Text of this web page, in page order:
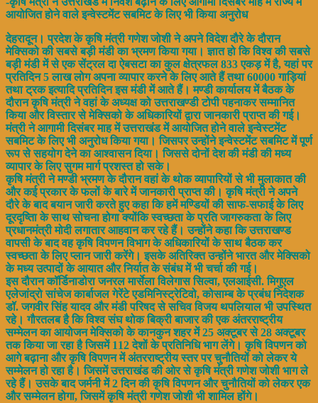
आयोजित होने वाले इन्वेस्टमेंट सबमिट के लिए भी किया अनुरोध
देहरादून। प्रदेश के कृषि मंत्री गणेश जोशी ने अपने विदेश दौरे के दौरान
मेक्सिको की सबसे बड़ी मंडी का भ्रमण किया गया। ज्ञात हो कि विश्व की सबसे
बड़ी मंडी में से एक सेंट्रल दा ऐबसटा का कुल क्षेत्रफल 833 एकड़ में है, यहां पर
प्रतिदिन 5 लाख लोग अपना व्यापार करने के लिए आते हैं तथा 60000 गाड़ियां
तथा ट्रक इत्यादि प्रतिदिन इस मंडी में आते हैं। मण्डी कार्यालय में बैठक के
दौरान कृषि मंत्री ने वहां के अध्यक्ष को उत्तराखण्डी टोपी पहनाकर सम्मानित
किया और विस्तार से मेक्सिको के अधिकारियों द्वारा जानकारी प्राप्त की गई।
मंत्री ने आगामी दिसंबर माह में उत्तराखंड में आयोजित होने वाले इन्वेस्टमेंट
सबमिट के लिए भी अनुरोध किया गया। जिसपर उन्होंने इन्वेस्टमेंट सबमिट में पूर्ण
रूप से सहयोग देने का आश्वासन दिया। जिससे दोनों देश की मंडी की मध्य
व्यापार के लिए सुगम मार्ग प्रशस्त हो सके।
कृषि मंत्री ने मण्डी भ्रमण के दौरान वहां के थोक व्यापारियों से भी मुलाकात की
और कई प्रकार के फलों के बारे में जानकारी प्राप्त की। कृषि मंत्री ने अपने
दौरे के बाद बयान जारी करते हुए कहा कि हमें मण्डियों की साफ-सफाई के लिए
दूरदृष्तिा के साथ सोचना होगा क्योंकि स्वच्छता के प्रति जागरुकता के लिए
प्रधानमंत्री मोदी लगातार आहवान कर रहे हैं। उन्होंने कहा कि उत्तराखण्ड
वापसी के बाद वह कृषि विपणन विभाग के अधिकारियों के साथ बैठक कर
स्वच्छता के लिए प्लान जारी करेंगे। इसके अतिरिक्त उन्होंने भारत और मेक्सिको
के मध्य उत्पादों के आयात और निर्यात के संबंध में भी चर्चा की गई।
इस दौरान कॉर्डिनाडोरा जनरल मार्सेला विलेगास सिल्वा, एलआईसी. मिगुएल
एलेजांद्रो सांचेज कार्बाजल गेरेंटे एडमिनिस्ट्रेटिवो, कोसाम्ब के प्रबंध निदेशक
डॉ. जगवीर सिंह यादव और मंडी परिषद से सचिव विजय थपलियाल भी उपस्थित
रहे। गौरतलब है कि विश्व संघ थोक बिक्री बाजार की एक अंतरराष्ट्रीय
सम्मेलन का आयोजन मेक्सिको के कानकुन शहर में 25 अक्टूबर से 28 अक्टूबर
तक किया जा रहा है जिसमें 112 देशों के प्रतिनिधि भाग लेंगे। कृषि विपणन को
आगे बढ़ाना और कृषि विपणन में अंतरराष्ट्रीय स्तर पर चुनौतियों को लेकर ये
सम्मेलन हो रहा है। जिसमें उत्तराखंड की ओर से कृषि मंत्री गणेश जोशी भाग ले
रहे हैं। उसके बाद जर्मनी में 2 दिन की कृषि विपणन और चुनौतियों को लेकर एक
और सम्मेलन होगा, जिसमें कृषि मंत्री गणेश जोशी भी शामिल होंगे।